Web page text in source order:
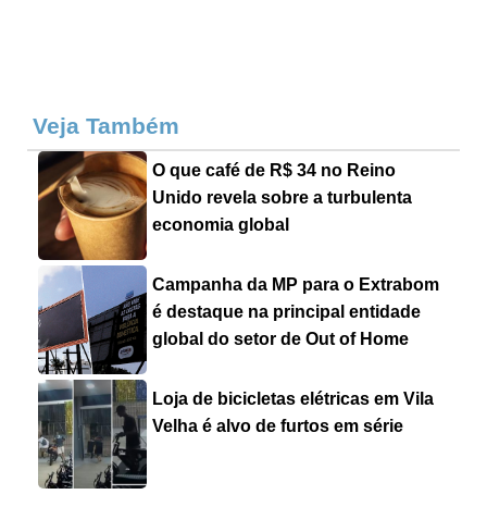
Veja Também
O que café de R$ 34 no Reino
Unido revela sobre a turbulenta
economia global
Campanha da MP para o Extrabom
é destaque na principal entidade
global do setor de Out of Home
Loja de bicicletas elétricas em Vila
Velha é alvo de furtos em série